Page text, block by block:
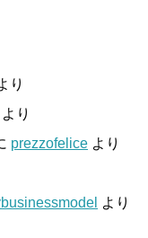
り
より
prezzofelice より
より